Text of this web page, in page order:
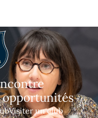
opportunités
Visiter un club